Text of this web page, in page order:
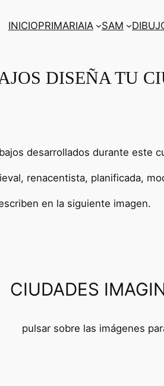
INICIOPRIMARIAIA SAM
DISEÑA TU
desarrollados durante este
renacentista, planificada,
en la siguiente imagen.
CIUDADES
pulsar sobre las imágenes